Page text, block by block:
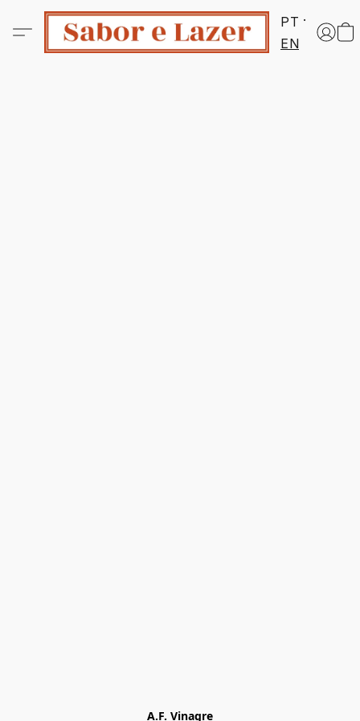
PT
EN
A.F. Vinagre